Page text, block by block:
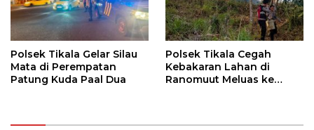
Polsek Tikala Gelar Silau
Mata di Perempatan
Patung Kuda Paal Dua
Polsek Tikala Cegah
Kebakaran Lahan di
Ranomuut Meluas ke